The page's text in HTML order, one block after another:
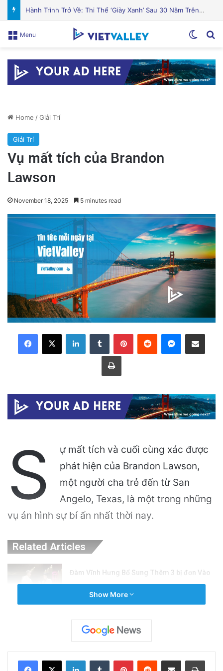
Cá hồi nướng gia vị Địa Trung Hải thơm ngon hấp dẫn
Menu
Home /Giải Trí
Giải Trí
Vụ mất tích của Brandon
Lawson
November 18, 2025 5 minutes read
LinkedInTumblr PinterestReddit Messenger
Share via Email
Print
S
ự mất tích và cuối cùng xác được
phát hiện của Brandon Lawson,
một người cha trẻ đến từ San
Angelo, Texas, là một trong những
vụ án hình sự bí ẩn nhất thời nay.
Related Articles
Đàm Vĩnh Hưng Bổ Sung Thêm 3 bị đơn Vào
8 Người Trong Nhóm Tour Chết Trong Trận
Lở Tuyết Tahoe
February 21, 2026
Show More
LinkedInTumblr PinterestReddit Share via Email Print